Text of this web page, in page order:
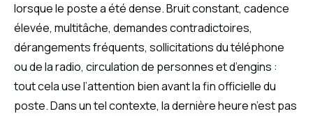
lorsque le poste a été dense. Bruit constant, cadence
élevée, multitâche, demandes contradictoires,
dérangements fréquents, sollicitations du téléphone
ou de la radio, circulation de personnes et d’engins :
tout cela use l’attention bien avant la fin officielle du
poste. Dans un tel contexte, la dernière heure n’est pas